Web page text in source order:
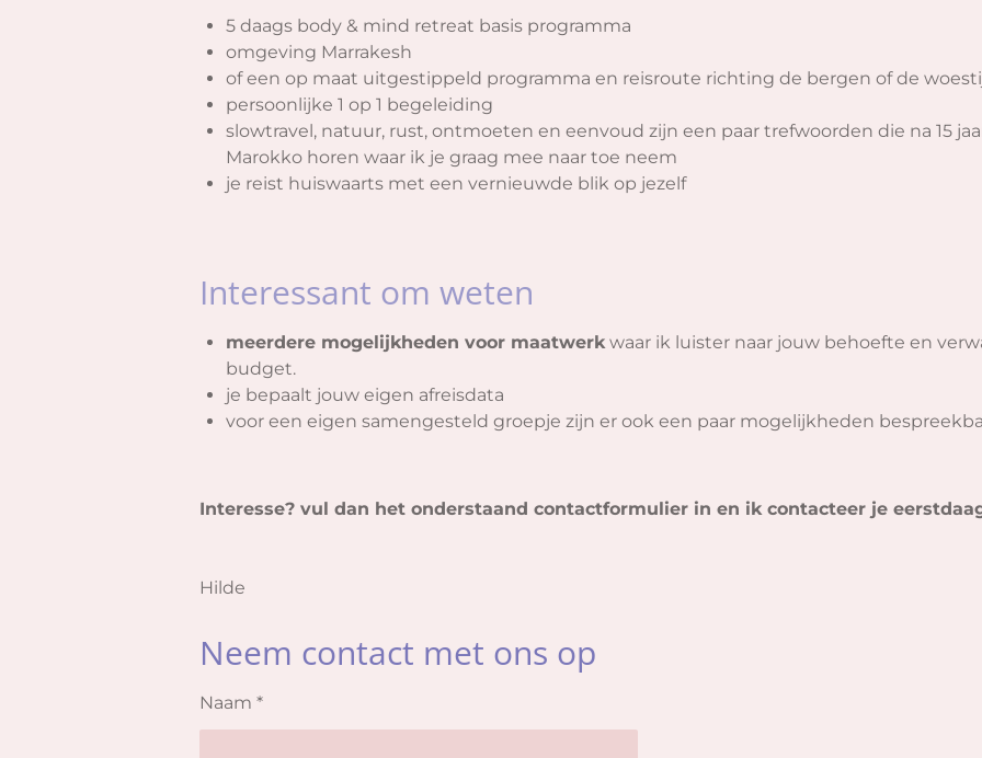
5 daags body & mind retreat basis programma
omgeving Marrakesh
of een op maat uitgestippeld programma en reisroute richting de bergen of de
persoonlijke 1 op 1 begeleiding
slowtravel, natuur, rust, ontmoeten en eenvoud zijn een paar trefwoorden die na 15
Marokko horen waar ik je graag mee naar toe neem
je reist huiswaarts met een vernieuwde blik op jezelf
Interessant om weten
meerdere mogelijkheden voor maatwerkwaar ik luister naar jouw behoefte en
budget.
je bepaalt jouw eigen afreisdata
voor een eigen samengesteld groepje zijn er ook een paar mogelijkheden
Interesse? vul dan het onderstaand contactformulier in en ik contacteer je
Hilde
Neem contact met ons op
Naam *